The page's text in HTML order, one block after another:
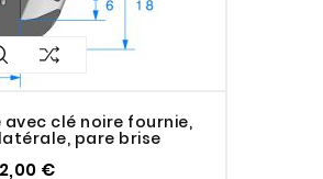
clé noire fournie,
pare brise
€